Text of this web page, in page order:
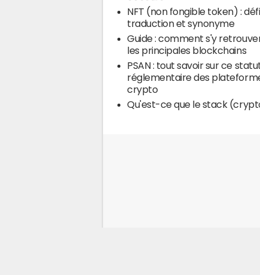
NFT (non fongible token) :
traduction et synonyme
Guide : comment s'y
les principales blockchains
PSAN : tout savoir sur ce
réglementaire des
crypto
Qu'est-ce que le stack